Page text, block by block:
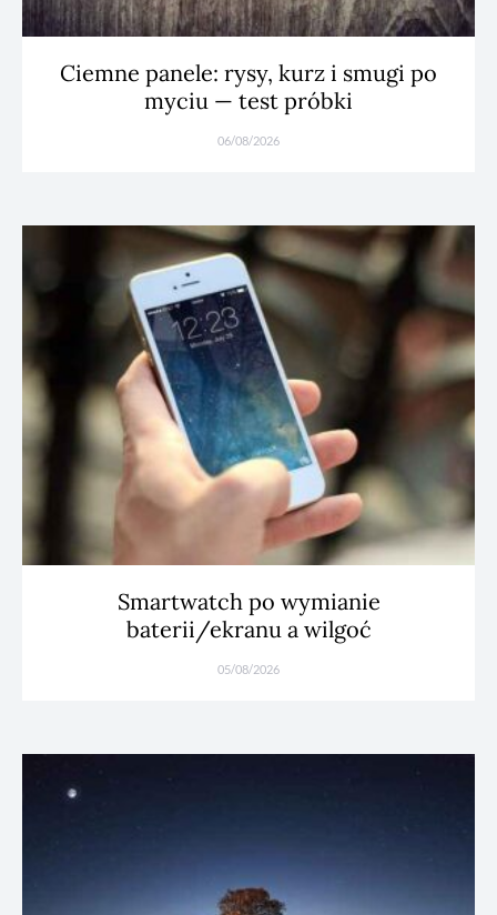
Ciemne panele: rysy, kurz i smugi po
myciu — test próbki
06/08/2026
Smartwatch po wymianie
baterii/ekranu a wilgoć
05/08/2026